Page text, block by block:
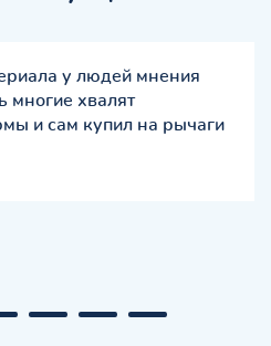
у людей мнения
многие хвалят
и сам купил на рычаги